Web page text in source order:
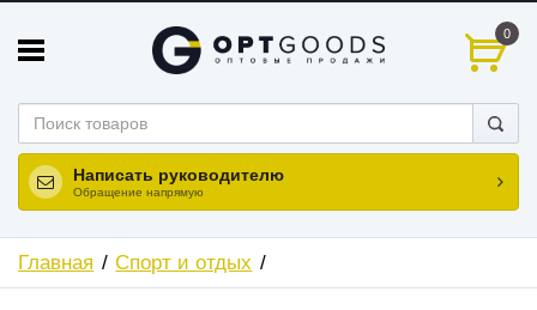
0
Написать руководителю
Обращение напрямую
Главная Спорт и отдых